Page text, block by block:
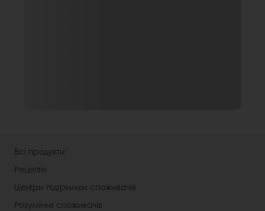
Всі продукти
Рецепти
Центри підтримки споживачів
Розуміння споживачів